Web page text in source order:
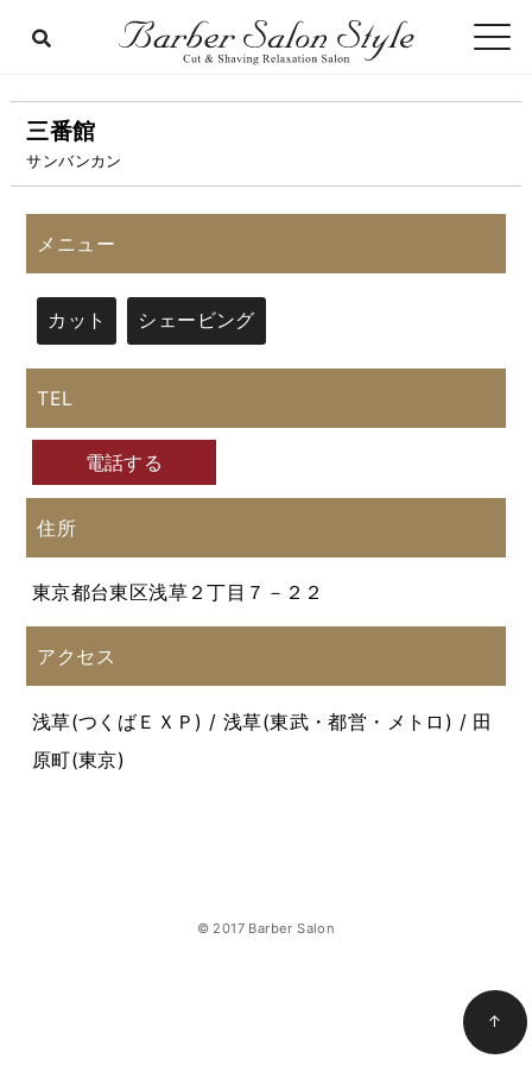
三番館
サンバンカン
メニュー
カット シェービング
TEL
電話する
住所
東京都台東区浅草２丁目７－２２
アクセス
浅草(つくばＥＸＰ) / 浅草(東武・都営・メトロ) / 田
原町(東京)
© 2017 Barber Salon
↑